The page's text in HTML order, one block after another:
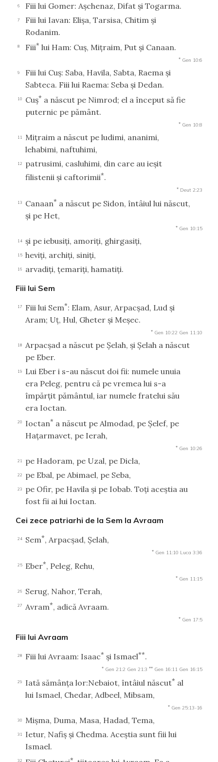
6 Fiii lui Gomer: Aşchenaz, Difat şi Togarma.
7
Fiii lui Iavan: Elişa, Tarsisa, Chitim şi
Rodanim.
8 Fiii* lui Ham: Cuş, Miţraim, Put şi Canaan.
* Gen 10:6
9
Fiii lui Cuş: Saba, Havila, Sabta, Raema şi
Sabteca. Fiii lui Raema: Seba şi Dedan.
10 Cuş* a născut pe Nimrod; el a început să fie
puternic pe pământ.
* Gen 10:8
11
Miţraim a născut pe ludimi, ananimi,
lehabimi, naftuhimi,
12
patrusimi, casluhimi, din care au ieşit
filistenii şi caftorimii*.
* Deut 2:23
13 Canaan* a născut pe Sidon, întâiul lui născut,
şi pe Het,
* Gen 10:15
14 şi pe iebusiţi, amoriţi, ghirgasiţi,
15 heviţi, archiţi, siniţi,
16
arvadiţi, ţemariţi, hamatiţi.
Fiii lui Sem
17 Fiii lui Sem*: Elam, Asur, Arpacşad, Lud şi
Aram; Uţ, Hul, Gheter şi Meşec.
* Gen 10:22 Gen 11:10
18
Arpacşad a născut pe Şelah, şi Şelah a născut
pe Eber.
19
Lui Eber i s-au născut doi fii: numele unuia
era Peleg, pentru că pe vremea lui s-a
împărţit pământul, iar numele fratelui său
era Ioctan.
20 Ioctan* a născut pe Almodad, pe Şelef, pe
Haţarmavet, pe Ierah,
* Gen 10:26
21 pe Hadoram, pe Uzal, pe Dicla,
22 pe Ebal, pe Abimael, pe Seba,
23
pe Ofir, pe Havila şi pe Iobab. Toţi aceştia au
fost fii ai lui Ioctan.
Cei zece patriarhi de la Sem la Avraam
24 Sem*, Arpacşad, Şelah,
* Gen 11:10 Luca 3:36
25 Eber*, Peleg, Rehu,
* Gen 11:15
26 Serug, Nahor, Terah,
27 Avram*, adică Avraam.
* Gen 17:5
Fiii lui Avraam
28 Fiii lui Avraam: Isaac* şi Ismael**.
* Gen 21:2 Gen 21:3 ** Gen 16:11 Gen 16:15
29 Iată sămânţa lor:Nebaiot, întâiul născut* al
lui Ismael, Chedar, Adbeel, Mibsam,
* Gen 25:13-16
30 Mişma, Duma, Masa, Hadad, Tema,
31
Ietur, Nafiş şi Chedma. Aceştia sunt fiii lui
Ismael.
32 *